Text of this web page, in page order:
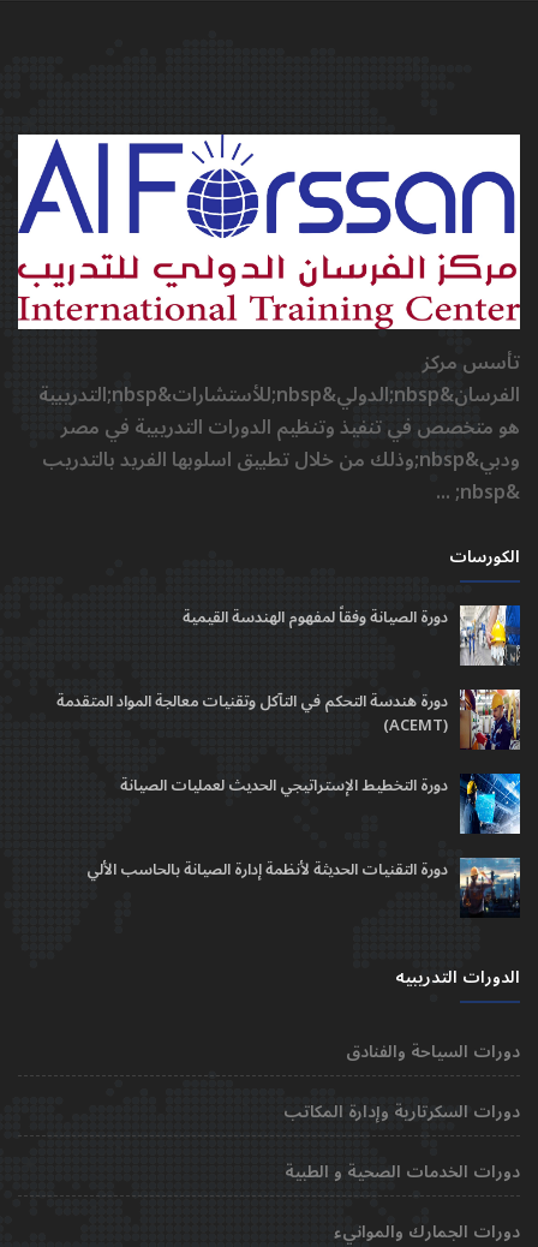
تأسس مركز
الفرسان&nbsp;الدولي&nbsp;للأستشارات&nbsp;التدريبية
هو متخصص في تنفيذ وتنظيم الدورات التدريبية في مصر
ودبي&nbsp;وذلك من خلال تطبيق اسلوبها الفريد بالتدريب
&nbsp; ...
الكورسات
دورة الصيانة وفقاً لمفهوم الهندسة القيمية
دورة هندسة التحكم في التآكل وتقنيات معالجة المواد المتقدمة
(ACEMT)
دورة التخطيط الإستراتيجي الحديث لعمليات الصيانة
دورة التقنيات الحديثة لأنظمة إدارة الصيانة بالحاسب الألي
الدورات التدريبيه
دورات السياحة والفنادق
دورات السكرتارية وإدارة المكاتب
دورات الخدمات الصحية و الطبية
دورات الجمارك والموانيء